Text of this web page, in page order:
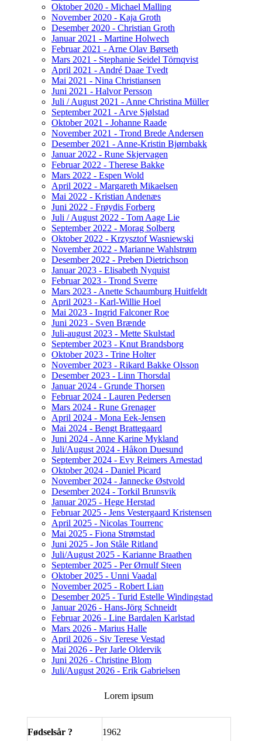
Oktober 2020 - Michael Malling
November 2020 - Kaja Groth
Desember 2020 - Christian Groth
Januar 2021 - Martine Holwech
Februar 2021 - Arne Olav Børseth
Mars 2021 - Stephanie Seidel Törnqvist
April 2021 - André Daae Tvedt
Mai 2021 - Nina Christiansen
Juni 2021 - Halvor Persson
Juli / August 2021 - Anne Christina Müller
September 2021 - Arve Sjølstad
Oktober 2021 - Johanne Raade
November 2021 - Trond Brede Andersen
Desember 2021 - Anne-Kristin Bjørnbakk
Januar 2022 - Rune Skjervagen
Februar 2022 - Therese Bakke
Mars 2022 - Espen Wold
April 2022 - Margareth Mikaelsen
Mai 2022 - Kristian Andenæs
Juni 2022 - Frøydis Forberg
Juli / August 2022 - Tom Aage Lie
September 2022 - Morag Solberg
Oktober 2022 - Krzysztof Wasniewski
November 2022 - Marianne Wahlstrøm
Desember 2022 - Preben Dietrichson
Januar 2023 - Elisabeth Nyquist
Februar 2023 - Trond Sverre
Mars 2023 - Anette Schaumburg Huitfeldt
April 2023 - Karl-Willie Hoel
Mai 2023 - Ingrid Falconer Roe
Juni 2023 - Sven Brænde
Juli-august 2023 - Mette Skulstad
September 2023 - Knut Brandsborg
Oktober 2023 - Trine Holter
November 2023 - Rikard Bakke Olsson
Desember 2023 - Linn Thorsdal
Januar 2024 - Grunde Thorsen
Februar 2024 - Lauren Pedersen
Mars 2024 - Rune Grenager
April 2024 - Mona Eek-Jensen
Mai 2024 - Bengt Brattegaard
Juni 2024 - Anne Karine Mykland
Juli/August 2024 - Håkon Duesund
September 2024 - Evy Reimers Arnestad
Oktober 2024 - Daniel Picard
November 2024 - Jannecke Østvold
Desember 2024 - Torkil Brunsvik
Januar 2025 - Hege Herstad
Februar 2025 - Jens Vestergaard Kristensen
April 2025 - Nicolas Tourrenc
Mai 2025 - Fiona Strømstad
Juni 2025 - Jon Ståle Ritland
Juli/August 2025 - Karianne Braathen
September 2025 - Per Ørnulf Steen
Oktober 2025 - Unni Vaadal
November 2025 - Robert Lian
Desember 2025 - Turid Estelle Windingstad
Januar 2026 - Hans-Jörg Schneidt
Februar 2026 - Line Bardalen Karlstad
Mars 2026 - Marius Halle
April 2026 - Siv Terese Vestad
Mai 2026 - Per Jarle Oldervik
Juni 2026 - Christine Blom
Juli/August 2026 - Erik Gabrielsen
Lorem ipsum
Fødselsår ? 1962